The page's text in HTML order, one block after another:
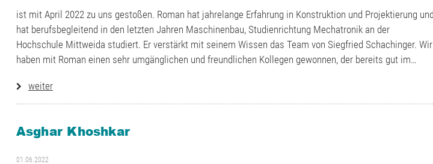
ist mit April 2022 zu uns gestoßen. Roman hat jahrelange Erfahrung in Konstruktion und Projektierung und
hat berufsbegleitend in den letzten Jahren Maschinenbau, Studienrichtung Mechatronik an der
Hochschule Mittweida studiert. Er verstärkt mit seinem Wissen das Team von Siegfried Schachinger. Wir
haben mit Roman einen sehr umgänglichen und freundlichen Kollegen gewonnen, der bereits gut im…
weiter
Asghar Khoshkar
01.06.2022